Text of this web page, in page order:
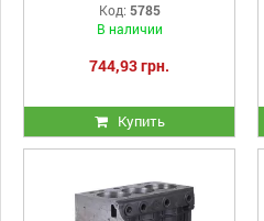
Код: 5785
В наличии
744,93 грн.
Купить